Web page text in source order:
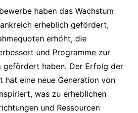
haben das Wachstum
erheblich gefördert,
erhöht, die
und Programme zur
gefördert haben. Der Erfolg der
hat eine neue Generation von
was zu erheblichen
und Ressourcen